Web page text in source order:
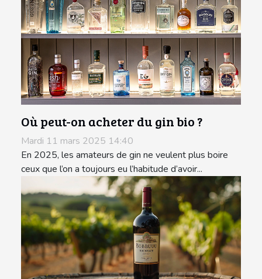
Où peut-on acheter du gin bio ?
Mardi 11 mars 2025 14:40
En 2025, les amateurs de gin ne veulent plus boire
ceux que l’on a toujours eu l’habitude d’avoir...